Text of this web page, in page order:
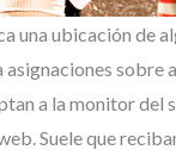
ubicación de
a la monitor
Suele que